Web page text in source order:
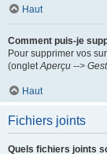
Haut
Comment puis-je
Pour supprimer vos
(ongletAperçu -->
Haut
Fichiers joints
Quels fichiers joints